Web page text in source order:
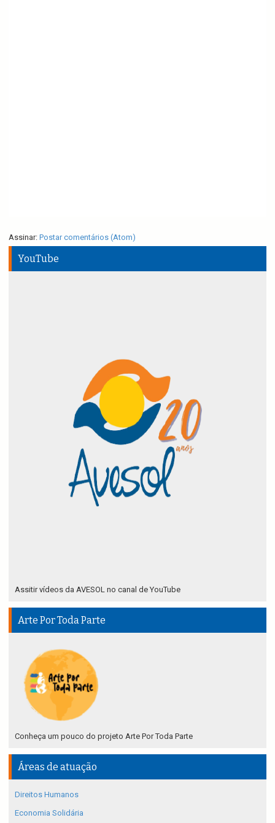
Assinar: Postar comentários (Atom)
YouTube
Assitir vídeos da AVESOL no canal de YouTube
Arte Por Toda Parte
Conheça um pouco do projeto Arte Por Toda Parte
Áreas de atuação
Direitos Humanos
Economia Solidária